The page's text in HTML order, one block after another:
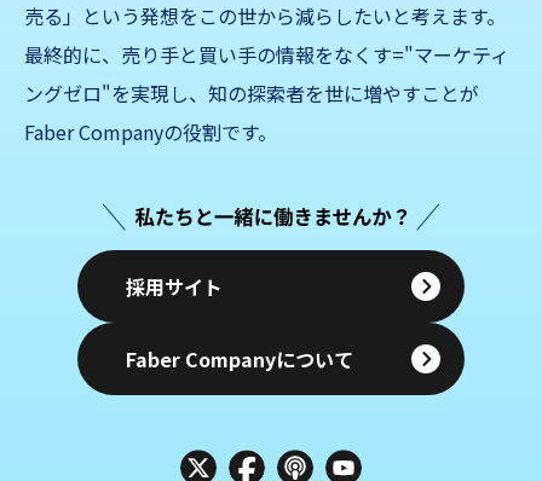
売る」 という発想をこの世から減らしたいと考えます。
最終的に、売り手と買い手の情報をなくす="マーケティ
ングゼロ"を実現し、知の探索者を世に増やすことが
Faber Companyの役割です。
採用サイト
Faber Companyについて